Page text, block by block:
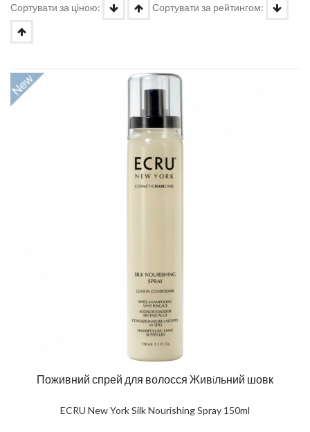
Сортувати за ціною: Сортувати за рейтингом:
Поживний спрей для волосся Живiльний шовк
ECRU New York Silk Nourishing Spray 150ml